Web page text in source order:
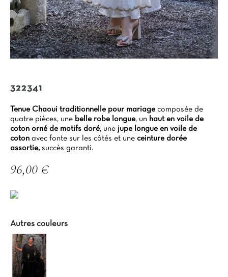
322341
Tenue Chaoui traditionnelle pour mariage composée de
quatre pièces, une belle robe longue, un haut en voile de
coton orné de motifs doré, une jupe longue en voile de
coton avec fonte sur les côtés et une ceinture dorée
assortie, succès garanti.
96,00 €
Autres couleurs